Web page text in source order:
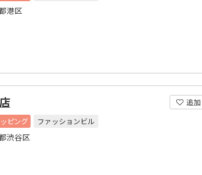
港区
追加
ピング
ファッションビル
渋谷区